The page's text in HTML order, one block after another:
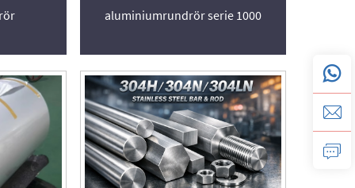
aluminiumrundrör serie 1000